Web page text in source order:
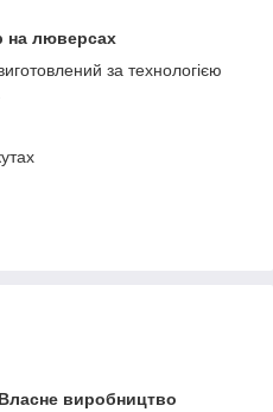
на люверсах
за технологією
Власне виробництво